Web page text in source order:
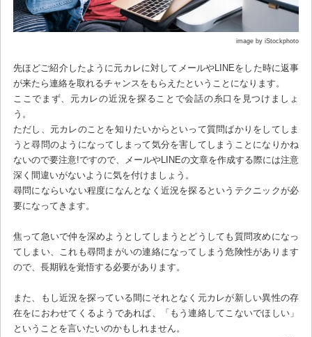
image by iStockphoto
先ほどご紹介したように元カレに対してメールやLINEをした時に返事
が来たら連絡を取れるチャンスをもらえたということになります。
ここでまず、元カレの近況を探ることで会話の糸口を見つけましょ
う。
ただし、元カレのことを知りたいからといって質問ばかりをしてしま
うと尋問のようになってしまって気分を害してしまうことになりかね
ないので要注意!ですので、メールやLINEの文章を作成する際には注意
深く間違いがないように気を付けましょう。
尋問にならいない程度になんとなく近況を探るというテクニックが必
要になってきます。
焦って急いで仲を深めようとしてしまうとどうしても質問攻めになっ
てしまい、これも尋問まがいの連絡になってしまう危険性があります
ので、長期戦を覚悟する必要があります。
また、もし近況を探っている間にそれとなく元カレが新しい異性の存
在をにおわせてくるようであれば、「もう連絡してこないでほしい」
ということを言いたいのかもしれません。